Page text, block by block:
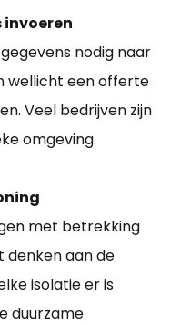
invoeren
nodig naar
wellicht een offerte
Veel bedrijven zijn
omgeving.
met betrekking
denken aan de
isolatie er is
duurzame